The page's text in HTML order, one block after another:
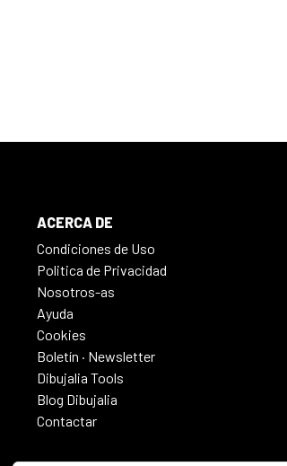
ACERCA DE
Condiciones de Uso
Politica de Privacidad
Nosotros-as
Ayuda
Cookies
Boletín · Newsletter
Dibujalia Tools
Blog Dibujalia
Contactar